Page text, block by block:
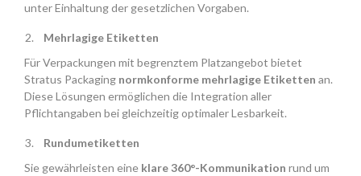
unter Einhaltung der gesetzlichen Vorgaben.
Mehrlagige Etiketten
Für Verpackungen mit begrenztem Platzangebot bietet
Stratus Packaging normkonforme mehrlagige Etiketten an.
Diese Lösungen ermöglichen die Integration aller
Pflichtangaben bei gleichzeitig optimaler Lesbarkeit.
Rundumetiketten
Sie gewährleisten eine klare 360°-Kommunikation rund um